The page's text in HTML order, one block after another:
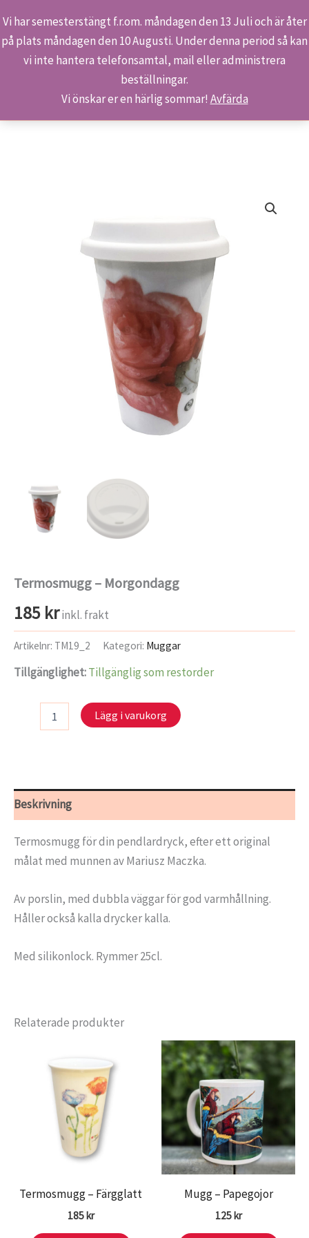
Vi har semesterstängt f.r.om. måndagen den 13 Juli och är åter
på plats måndagen den 10 Augusti. Under denna period så kan
vi inte hantera telefonsamtal, mail eller administrera
beställningar.
Vi önskar er en härlig sommar! Avfärda
Hoppa
Sök
Hem Butiken
Produkter
Termosmugg – Morgondagg
185 krinkl. frakt
Artikelnr: TM19_2 Kategori: Muggar
Tillgänglighet:Tillgänglig som restorder
Lägg i varukorg
Beskrivning
Termosmugg för din pendlardryck, efter ett original
målat med munnen av Mariusz Maczka.
Av porslin, med dubbla väggar för god varmhållning.
Håller också kalla drycker kalla.
Med silikonlock. Rymmer 25cl.
Relaterade produkter
Termosmugg – Färgglatt
185 kr
Mugg – Papegojor
125 kr